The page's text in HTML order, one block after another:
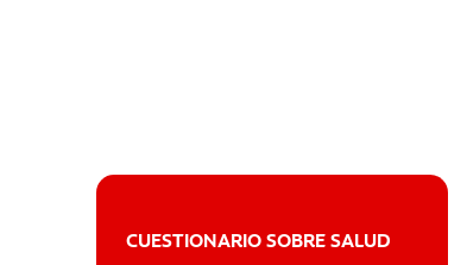
CUESTIONARIO SOBRE SALUD